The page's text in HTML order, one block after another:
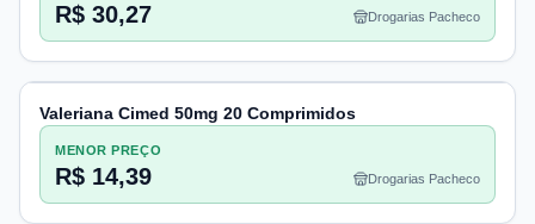
R$ 30,27 Drogarias Pacheco
Valeriana Cimed 50mg 20 Comprimidos
MENOR PREÇO
R$ 14,39 Drogarias Pacheco